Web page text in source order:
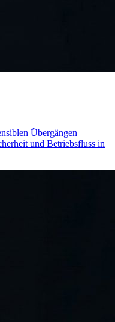
Übergängen –
und Betriebsfluss in